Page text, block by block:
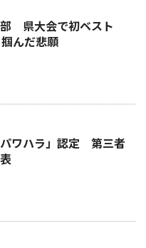
県大会で初ベスト
んだ悲願
ワハラ」認定 第三者